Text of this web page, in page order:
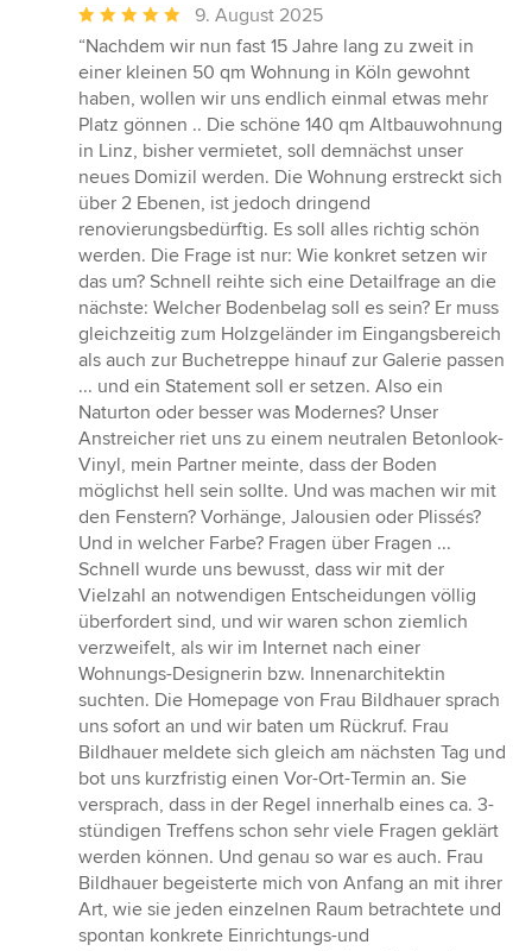
Durchschnittliche
Bewertung:
5
von
5
Sternen
9. August 2025
“Nachdem wir nun fast 15 Jahre lang zu zweit in
einer kleinen 50 qm Wohnung in Köln gewohnt
haben, wollen wir uns endlich einmal etwas mehr
Platz gönnen .. Die schöne 140 qm Altbauwohnung
in Linz, bisher vermietet, soll demnächst unser
neues Domizil werden. Die Wohnung erstreckt sich
über 2 Ebenen, ist jedoch dringend
renovierungsbedürftig. Es soll alles richtig schön
werden. Die Frage ist nur: Wie konkret setzen wir
das um? Schnell reihte sich eine Detailfrage an die
nächste: Welcher Bodenbelag soll es sein? Er muss
gleichzeitig zum Holzgeländer im Eingangsbereich
als auch zur Buchetreppe hinauf zur Galerie passen
... und ein Statement soll er setzen. Also ein
Naturton oder besser was Modernes? Unser
Anstreicher riet uns zu einem neutralen Betonlook-
Vinyl, mein Partner meinte, dass der Boden
möglichst hell sein sollte. Und was machen wir mit
den Fenstern? Vorhänge, Jalousien oder Plissés?
Und in welcher Farbe? Fragen über Fragen ...
Schnell wurde uns bewusst, dass wir mit der
Vielzahl an notwendigen Entscheidungen völlig
überfordert sind, und wir waren schon ziemlich
verzweifelt, als wir im Internet nach einer
Wohnungs-Designerin bzw. Innenarchitektin
suchten. Die Homepage von Frau Bildhauer sprach
uns sofort an und wir baten um Rückruf. Frau
Bildhauer meldete sich gleich am nächsten Tag und
bot uns kurzfristig einen Vor-Ort-Termin an. Sie
versprach, dass in der Regel innerhalb eines ca. 3-
stündigen Treffens schon sehr viele Fragen geklärt
werden können. Und genau so war es auch. Frau
Bildhauer begeisterte mich von Anfang an mit ihrer
Art, wie sie jeden einzelnen Raum betrachtete und
spontan konkrete Einrichtungs-und